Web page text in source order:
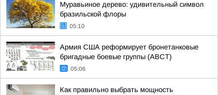
Муравьиное дерево: удивительный символ
бразильской флоры
05:10
Армия США реформирует бронетанковые
бригадные боевые группы (ABCT)
05:06
Как правильно выбрать мощность